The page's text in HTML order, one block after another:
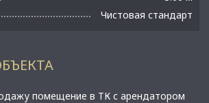
Чистовая стандарт
помещение в ТК с арендатором